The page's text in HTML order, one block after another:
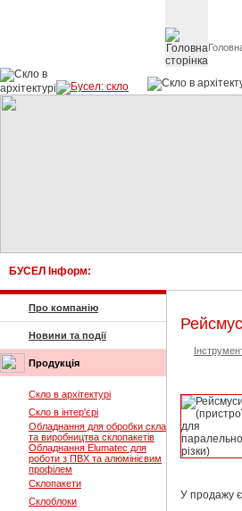
БУСЕЛ Інформ:
Про компанію
Новини та події
Продукція
Скло в архітектурі
Скло в інтер'єрі
Обладнання для обробки скла
та виробництва склопакетів
Обладнання Elumatec для
роботи з ПВХ та алюмінієвим
профілем
Склопакети
Склоблоки
У продажу є